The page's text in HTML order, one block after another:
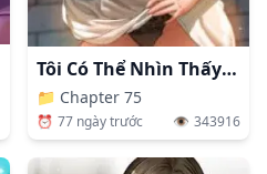
Tôi Có Thể Nhìn Thấy Những Dục Vọng
📁 Chapter 75
⏰ 77 ngày trước 👁️ 343916